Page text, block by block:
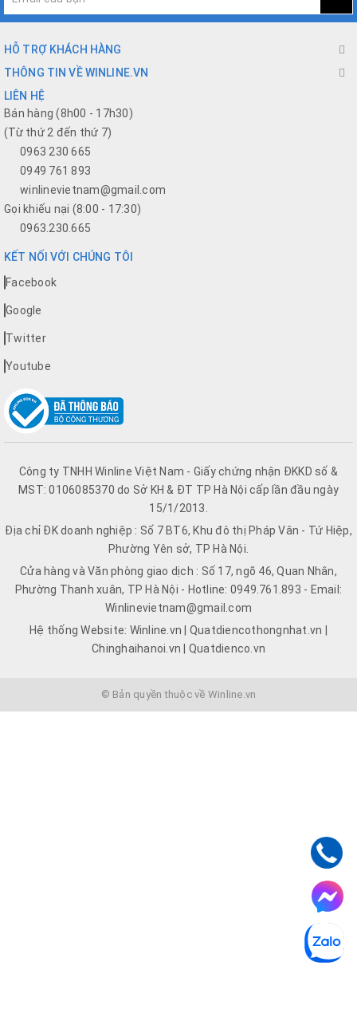
HỖ TRỢ KHÁCH HÀNG
THÔNG TIN VỀ WINLINE.VN
LIÊN HỆ
Bán hàng (8h00 - 17h30)
(Từ thứ 2 đến thứ 7)
0963 230 665
0949 761 893
winlinevietnam@gmail.com
Gọi khiếu nại (8:00 - 17:30)
0963.230.665
KẾT NỐI VỚI CHÚNG TÔI
Facebook
Google
Twitter
Youtube
Công ty TNHH Winline Việt Nam - Giấy chứng nhận ĐKKD số &
MST: 0106085370 do Sở KH & ĐT TP Hà Nội cấp lần đầu ngày
15/1/2013.
Địa chỉ ĐK doanh nghiệp : Số 7 BT6, Khu đô thị Pháp Vân - Tứ Hiệp,
Phường Yên sở, TP Hà Nội.
Cửa hàng và Văn phòng giao dịch : Số 17, ngõ 46, Quan Nhân,
Phường Thanh xuân, TP Hà Nội - Hotline: 0949.761.893 - Email:
Winlinevietnam@gmail.com
Hệ thống Website: Winline.vn | Quatdiencothongnhat.vn |
Chinghaihanoi.vn | Quatdienco.vn
© Bản quyền thuộc về Winline.vn